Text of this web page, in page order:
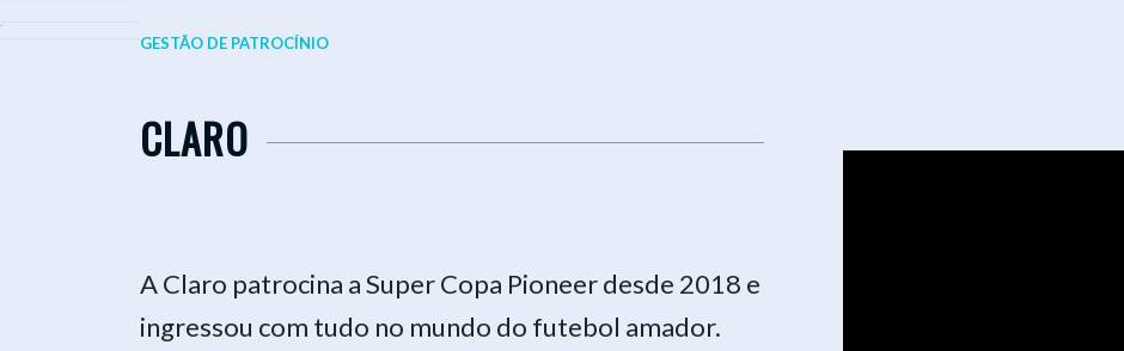
GESTÃO DE PATROCÍNIO
CLARO
A Claro patrocina a Super Copa Pioneer desde 2018 e
ingressou com tudo no mundo do futebol amador.